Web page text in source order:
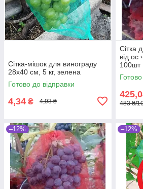
Сітка-мішок для винограду
28х40 см, 5 кг, зелена
Готово до відправки
4,34 ₴ 4,93 ₴
Сітка
від ос
100шт
483 ₴/
–12% –12%